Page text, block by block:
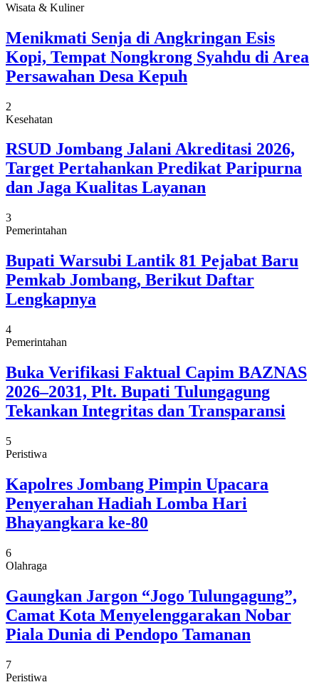
Wisata & Kuliner
Menikmati Senja di Angkringan Esis
Kopi, Tempat Nongkrong Syahdu di Area
Persawahan Desa Kepuh
2
Kesehatan
RSUD Jombang Jalani Akreditasi 2026,
Target Pertahankan Predikat Paripurna
dan Jaga Kualitas Layanan
3
Pemerintahan
Bupati Warsubi Lantik 81 Pejabat Baru
Pemkab Jombang, Berikut Daftar
Lengkapnya
4
Pemerintahan
Buka Verifikasi Faktual Capim BAZNAS
2026–2031, Plt. Bupati Tulungagung
Tekankan Integritas dan Transparansi
5
Peristiwa
Kapolres Jombang Pimpin Upacara
Penyerahan Hadiah Lomba Hari
Bhayangkara ke-80
6
Olahraga
Gaungkan Jargon “Jogo Tulungagung”,
Camat Kota Menyelenggarakan Nobar
Piala Dunia di Pendopo Tamanan
7
Peristiwa